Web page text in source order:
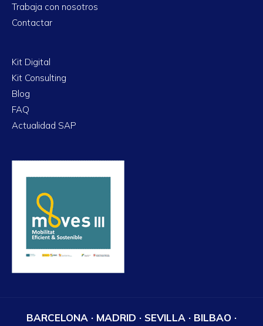
Trabaja con nosotros
Contactar
Kit Digital
Kit Consulting
Blog
FAQ
Actualidad SAP
BARCELONA · MADRID · SEVILLA · BILBAO ·